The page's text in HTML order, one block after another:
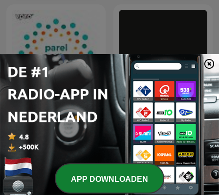
Parel Radio In het Rijksmuseum
APP DOWNLOADEN